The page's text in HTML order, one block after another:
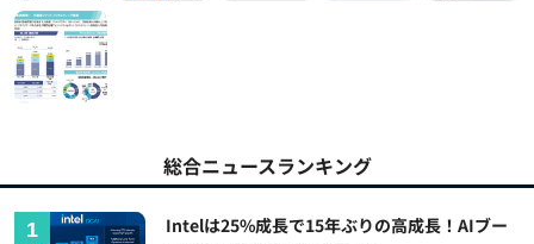
総合ニュースランキング
Intelは25%成長で15年ぶりの高成長！AIブー